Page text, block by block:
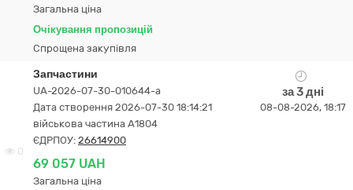
Загальна ціна
Очікування пропозицій
Спрощена закупівля
0
Запчастини
UA-2026-07-30-010644-a
Дата створення 2026-07-30 18:14:21
військова частина А1804
ЄДРПОУ: 26614900
69 057 UAH
Загальна ціна
за 3 дні
08-08-2026, 18:17